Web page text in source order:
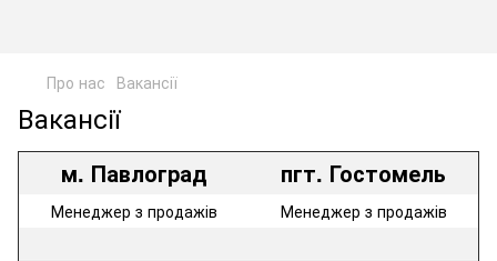
Про нас Вакансії
Вакансії
м. Павлоград пгт. Гостомель
Менеджер з продажів Менеджер з продажів